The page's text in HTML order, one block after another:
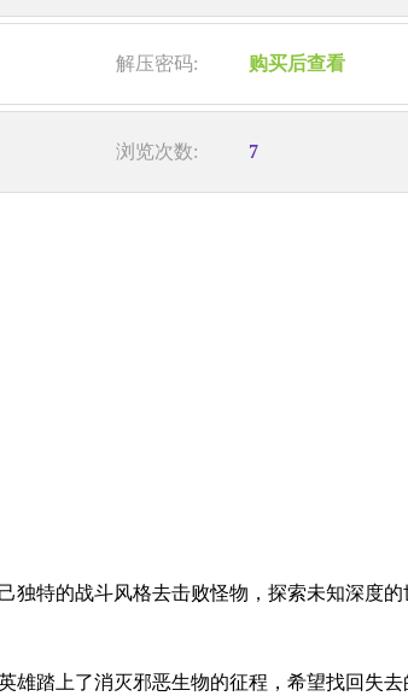
解压密码: 购买后查看
浏览次数: 7
特的战斗风格去击败怪物，探索未知深度的
踏上了消灭邪恶生物的征程，希望找回失